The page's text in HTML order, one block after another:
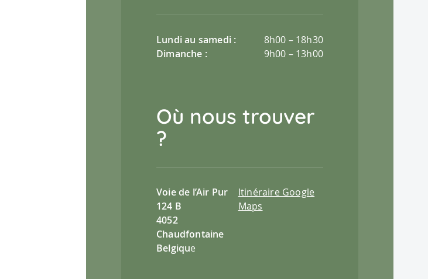
Lundi au samedi :
Dimanche :
8h00 – 18h30
9h00 – 13h00
Où nous trouver
?
Voie de l’Air Pur
124 B
4052
Chaudfontaine
Belgique
Itinéraire Google
Maps